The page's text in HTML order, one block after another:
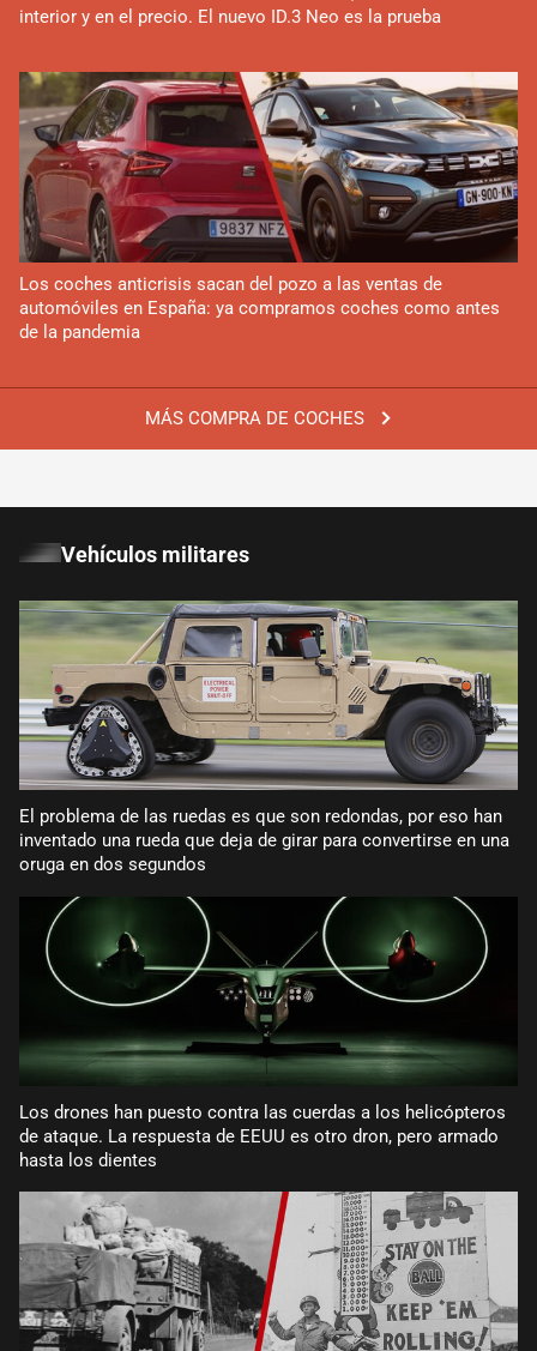
MÁS COMPRA DE COCHES
interior y en el precio. El nuevo ID.3 Neo es la prueba
Los coches anticrisis sacan del pozo a las ventas de
automóviles en España: ya compramos coches como antes
de la pandemia
Vehículos militares
El problema de las ruedas es que son redondas, por eso han
inventado una rueda que deja de girar para convertirse en una
oruga en dos segundos
Los drones han puesto contra las cuerdas a los helicópteros
de ataque. La respuesta de EEUU es otro dron, pero armado
hasta los dientes